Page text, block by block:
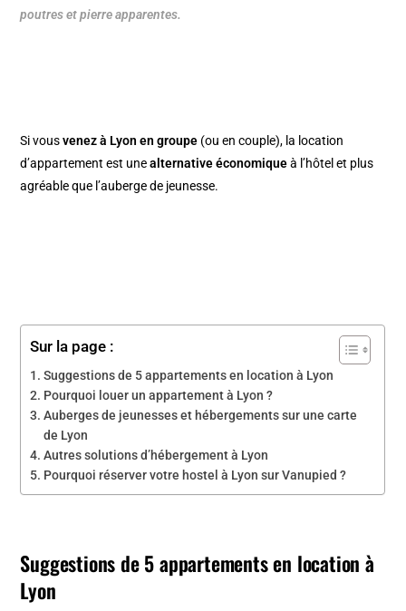
poutres et pierre apparentes.
Si vousvenez à Lyon en groupe (ou en couple), la location
d’appartement est unealternative économiqueà l’hôtel et plus
agréable que l’auberge de jeunesse.
Sur la page :
Suggestions de 5 appartements en location à Lyon
Pourquoi louer un appartement à Lyon ?
Auberges de jeunesses et hébergements sur une carte
de Lyon
Autres solutions d’hébergement à Lyon
Pourquoi réserver votre hostel à Lyon sur Vanupied ?
Suggestions de 5 appartements en location à
Lyon